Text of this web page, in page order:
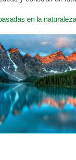
en la